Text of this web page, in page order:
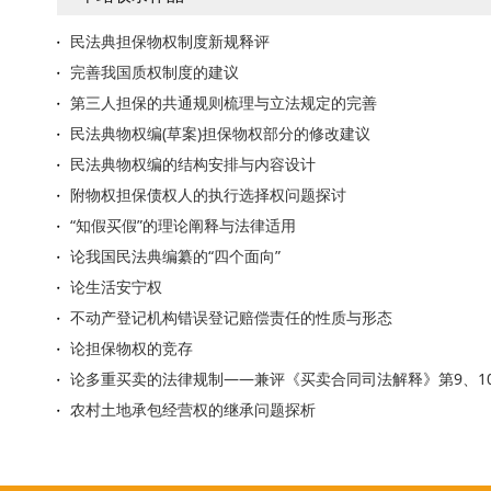
民法典担保物权制度新规释评
完善我国质权制度的建议
第三人担保的共通规则梳理与立法规定的完善
民法典物权编(草案)担保物权部分的修改建议
民法典物权编的结构安排与内容设计
附物权担保债权人的执行选择权问题探讨
“知假买假”的理论阐释与法律适用
论我国民法典编纂的“四个面向”
论生活安宁权
不动产登记机构错误登记赔偿责任的性质与形态
论担保物权的竞存
论多重买卖的法律规制——兼评《买卖合同司法解释》第9、
农村土地承包经营权的继承问题探析